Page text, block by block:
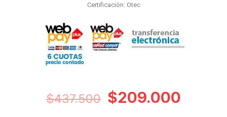
Certificación: Otec
$437.500 El
$209.000